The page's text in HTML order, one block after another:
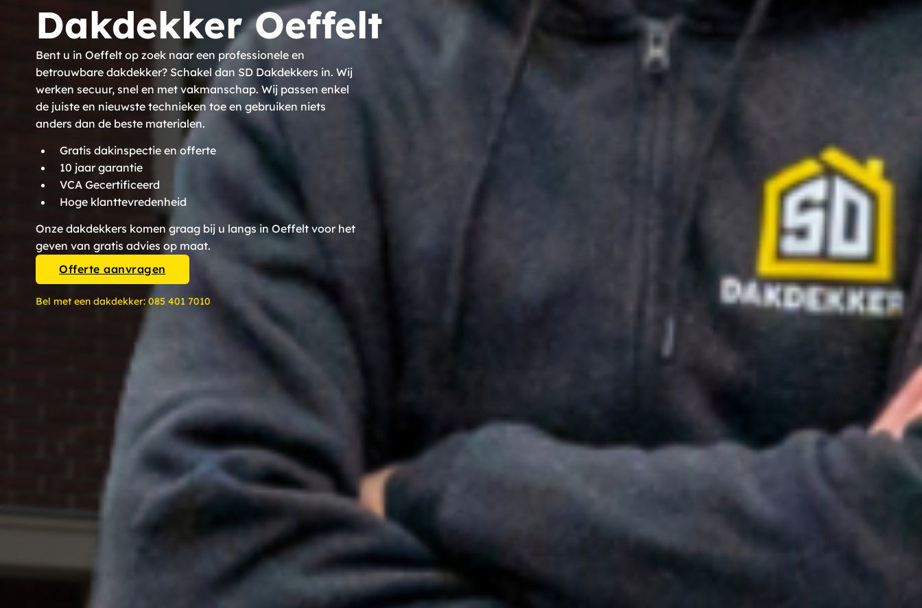
Dakdekker Oeffelt
Bent u in Oeffelt op zoek naar een professionele en
betrouwbare dakdekker? Schakel dan SD Dakdekkers in. Wij
werken secuur, snel en met vakmanschap. Wij passen enkel
de juiste en nieuwste technieken toe en gebruiken niets
anders dan de beste materialen.
Gratis dakinspectie en offerte
10 jaar garantie
VCA Gecertificeerd
Hoge klanttevredenheid
Onze dakdekkers komen graag bij u langs in Oeffelt voor het
geven van gratis advies op maat.
Offerte aanvragen
Bel met een dakdekker: 085 401 7010